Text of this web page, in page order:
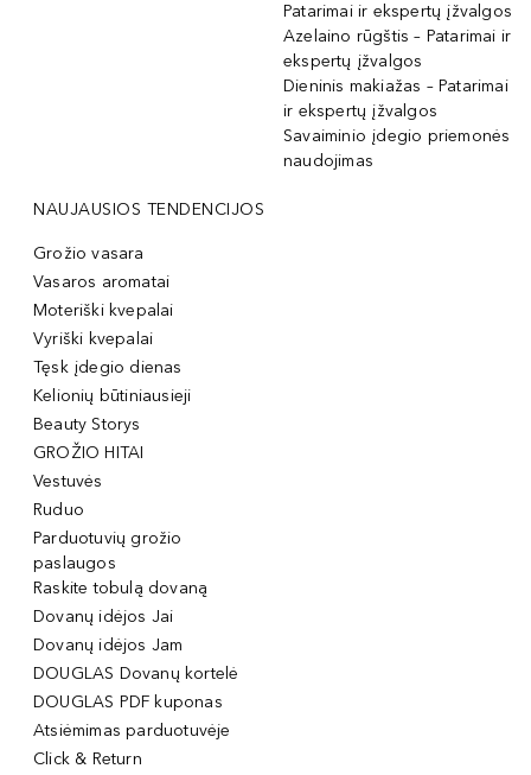
Patarimai ir ekspertų įžvalgos
Azelaino rūgštis – Patarimai ir
ekspertų įžvalgos
Dieninis makiažas – Patarimai
ir ekspertų įžvalgos
Savaiminio įdegio priemonės
naudojimas
NAUJAUSIOS TENDENCIJOS
Grožio vasara
Vasaros aromatai
Moteriški kvepalai
Vyriški kvepalai
Tęsk įdegio dienas
Kelionių būtiniausieji
Beauty Storys
GROŽIO HITAI
Vestuvės
Ruduo
Parduotuvių grožio
paslaugos
Raskite tobulą dovaną
Dovanų idėjos Jai
Dovanų idėjos Jam
DOUGLAS Dovanų kortelė
DOUGLAS PDF kuponas
Atsiėmimas parduotuvėje
Click & Return